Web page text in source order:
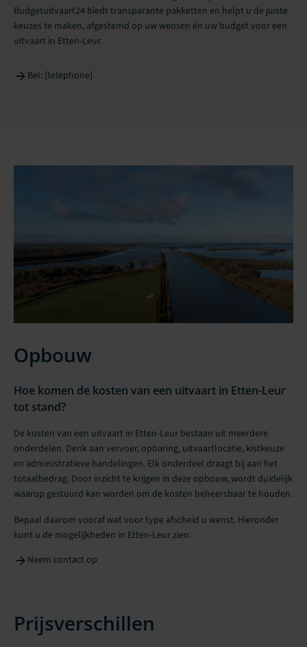
Budgetuitvaart24 biedt transparante pakketten en helpt u de juiste
keuzes te maken, afgestemd op uw wensen én uw budget voor een
uitvaart in Etten-Leur.
Bel: [telephone]
Opbouw
Hoe komen de kosten van een uitvaart in Etten-Leur
tot stand?
De kosten van een uitvaart in Etten-Leur bestaan uit meerdere
onderdelen. Denk aan vervoer, opbaring, uitvaartlocatie, kistkeuze
en administratieve handelingen. Elk onderdeel draagt bij aan het
totaalbedrag. Door inzicht te krijgen in deze opbouw, wordt duidelijk
waarop gestuurd kan worden om de kosten beheersbaar te houden.
Bepaal daarom vooraf wat voor type afscheid u wenst. Hieronder
kunt u de mogelijkheden in Etten-Leur zien.
Neem contact op
Prijsverschillen